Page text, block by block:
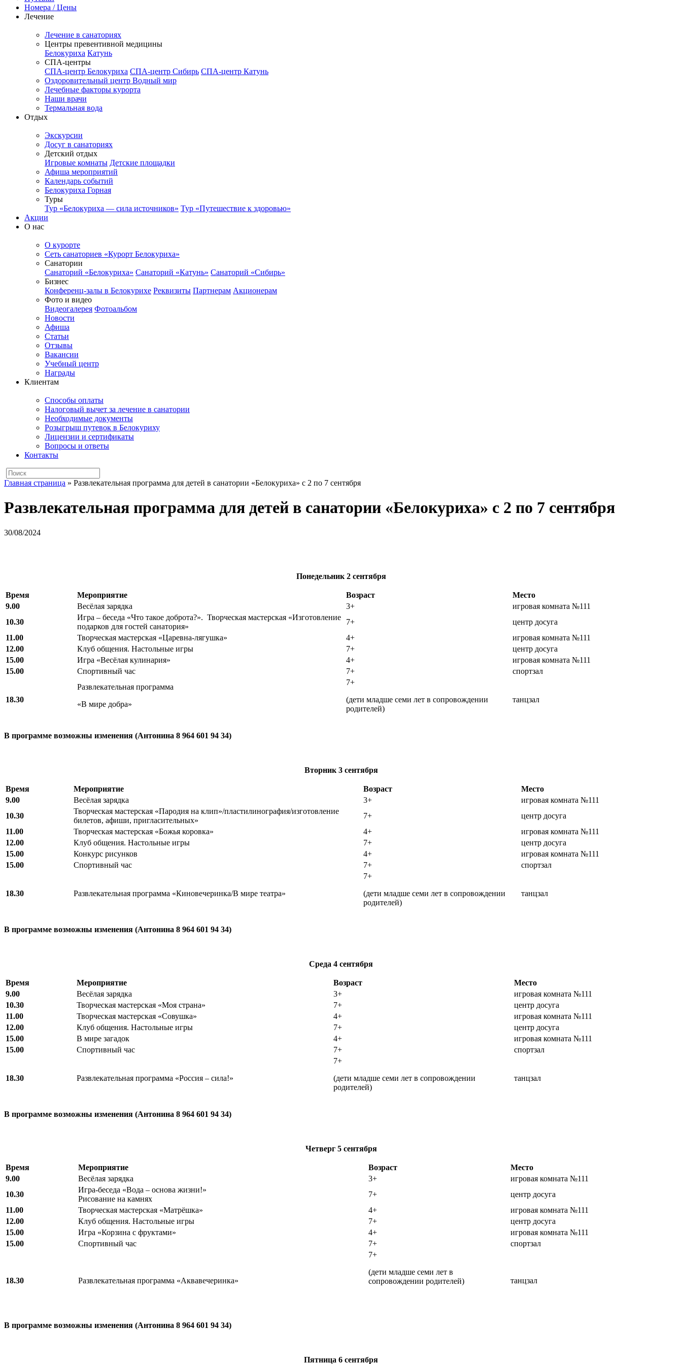
Номера / Цены
Лечение
Лечение в санаториях
Центры превентивной медицины
Белокуриха Катунь
СПА-центры
СПА-центр Белокуриха СПА-центр Сибирь СПА-центр Катунь
Оздоровительный центр Водный мир
Лечебные факторы курорта
Наши врачи
Термальная вода
Отдых
Экскурсии
Досуг в санаториях
Детский отдых
Игровые комнаты Детские площадки
Афиша мероприятий
Календарь событий
Белокуриха Горная
Туры
Тур «Белокуриха — сила источников» Тур «Путешествие к здоровью»
Акции
О нас
О курорте
Сеть санаториев «Курорт Белокуриха»
Санатории
Санаторий «Белокуриха» Санаторий «Катунь» Санаторий «Сибирь»
Бизнес
Конференц-залы в Белокурихе Реквизиты Партнерам Акционерам
Фото и видео
Видеогалерея Фотоальбом
Новости
Афиша
Статьи
Отзывы
Вакансии
Учебный центр
Награды
Клиентам
Способы оплаты
Налоговый вычет за лечение в санатории
Необходимые документы
Розыгрыш путевок в Белокуриху
Лицензии и сертификаты
Вопросы и ответы
Контакты
Главная страница » Развлекательная программа для детей в санатории «Белокуриха» с 2 по 7 сентября
Развлекательная программа для детей в санатории «Белокуриха» с 2 по 7 сентября
30/08/2024
Понедельник 2 сентября
Время Мероприятие Возраст
Место
9.00
Весёлая зарядка 3+
игровая комната №111
10.30
Игра – беседа «Что такое доброта?». Творческая мастерская «Изготовление
подарков для гостей санатория»
7+
центр досуга
11.00
Творческая мастерская «Царевна-лягушка» 4+
игровая комната №111
12.00
Клуб общения. Настольные игры 7+
центр досуга
15.00
Игра «Весёлая кулинария» 4+
игровая комната №111
15.00
Спортивный час 7+ спортзал
18.30
Развлекательная программа
«В мире добра»
7+
(дети младше семи лет в сопровождении
родителей)
танцзал
В программе возможны изменения (Антонина 8 964 601 94 34)
Вторник 3 сентября
Время Мероприятие Возраст
Место
9.00
Весёлая зарядка 3+
игровая комната №111
10.30
Творческая мастерская «Пародия на клип»/пластилинография/изготовление
билетов, афиши, пригласительных»
7+
центр досуга
11.00
Творческая мастерская «Божья коровка» 4+
игровая комната №111
12.00
Клуб общения. Настольные игры 7+
центр досуга
15.00
Конкурс рисунков 4+
игровая комната №111
15.00
Спортивный час 7+ спортзал
18.30 Развлекательная программа «Киновечеринка/В мире театра»
7+
(дети младше семи лет в сопровождении
родителей)
танцзал
В программе возможны изменения (Антонина 8 964 601 94 34)
Среда 4 сентября
Время Мероприятие Возраст
Место
9.00
Весёлая зарядка 3+
игровая комната №111
10.30
Творческая мастерская «Моя страна» 7+
центр досуга
11.00
Творческая мастерская «Совушка» 4+
игровая комната №111
12.00
Клуб общения. Настольные игры 7+
центр досуга
15.00
В мире загадок 4+
игровая комната №111
15.00
Спортивный час 7+ спортзал
18.30 Развлекательная программа «Россия – сила!»
7+
(дети младше семи лет в сопровождении
родителей)
танцзал
В программе возможны изменения (Антонина 8 964 601 94 34)
Четверг 5 сентября
Время Мероприятие Возраст
Место
9.00
Весёлая зарядка 3+
игровая комната №111
10.30
Игра-беседа «Вода – основа жизни!»
Рисование на камнях
7+
центр досуга
11.00
Творческая мастерская «Матрёшка» 4+
игровая комната №111
12.00
Клуб общения. Настольные игры 7+
центр досуга
15.00
Игра «Корзина с фруктами» 4+
игровая комната №111
15.00
Спортивный час 7+ спортзал
18.30 Развлекательная программа «Аквавечеринка»
7+
(дети младше семи лет в
сопровождении родителей)
танцзал
В программе возможны изменения (Антонина 8 964 601 94 34)
Пятница 6 сентября